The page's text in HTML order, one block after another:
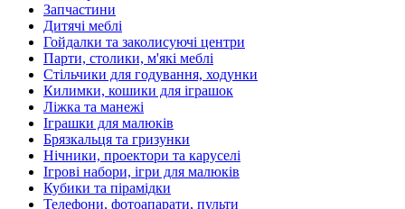
Запчастини
Дитячі меблі
Гойдалки та заколисуючі центри
Парти, столики, м'які меблі
Стільчики для годування, ходунки
Килимки, кошики для іграшок
Ліжка та манежі
Іграшки для малюків
Брязкальця та гризунки
Нічники, проектори та каруселі
Ігрові набори, ігри для малюків
Кубики та пірамідки
Телефони, фотоапарати, пульти